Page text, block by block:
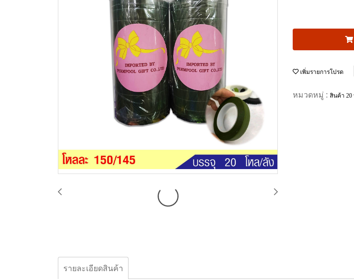
เพิ่มรายการโปรด
หมวดหมู่ : สินค้า 20
รายละเอียดสินค้า